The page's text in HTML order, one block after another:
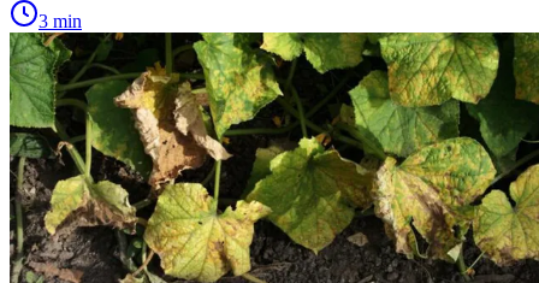
3 min